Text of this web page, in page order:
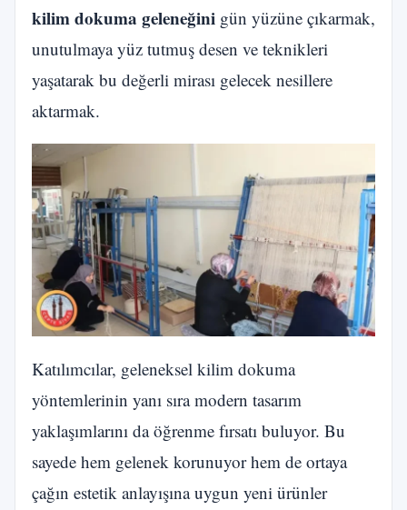
kilim dokuma geleneğini gün yüzüne çıkarmak,
unutulmaya yüz tutmuş desen ve teknikleri
yaşatarak bu değerli mirası gelecek nesillere
aktarmak.
Katılımcılar, geleneksel kilim dokuma
yöntemlerinin yanı sıra modern tasarım
yaklaşımlarını da öğrenme fırsatı buluyor. Bu
sayede hem gelenek korunuyor hem de ortaya
çağın estetik anlayışına uygun yeni ürünler